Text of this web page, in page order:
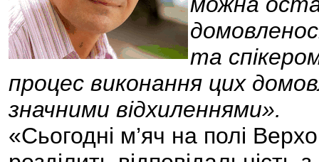
та
процес виконання цих
значними відхиленнями».
«Сьогодні м’яч на полі